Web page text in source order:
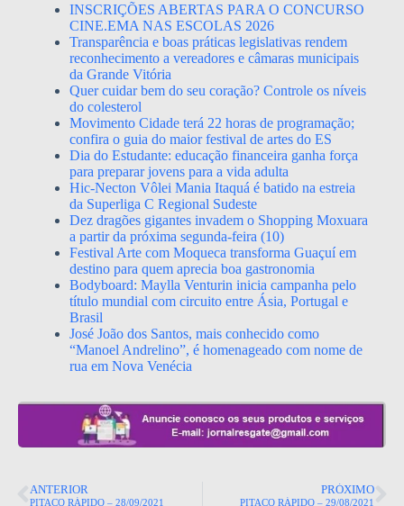
INSCRIÇÕES ABERTAS PARA O CONCURSO
CINE.EMA NAS ESCOLAS 2026
Transparência e boas práticas legislativas rendem
reconhecimento a vereadores e câmaras municipais
da Grande Vitória
Quer cuidar bem do seu coração? Controle os níveis
do colesterol
Movimento Cidade terá 22 horas de programação;
confira o guia do maior festival de artes do ES
Dia do Estudante: educação financeira ganha força
para preparar jovens para a vida adulta
Hic-Necton Vôlei Mania Itaquá é batido na estreia
da Superliga C Regional Sudeste
Dez dragões gigantes invadem o Shopping Moxuara
a partir da próxima segunda-feira (10)
Festival Arte com Moqueca transforma Guaçuí em
destino para quem aprecia boa gastronomia
Bodyboard: Maylla Venturin inicia campanha pelo
título mundial com circuito entre Ásia, Portugal e
Brasil
José João dos Santos, mais conhecido como
“Manoel Andrelino”, é homenageado com nome de
rua em Nova Venécia
ANTERIOR
PITACO RÁPIDO – 28/09/2021
PRÓXIMO
PITACO RÁPIDO – 29/08/2021